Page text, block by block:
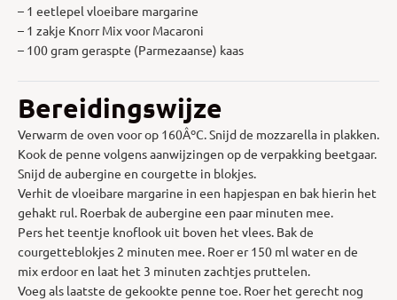
– 1 eetlepel vloeibare margarine
– 1 zakje Knorr Mix voor Macaroni
– 100 gram geraspte (Parmezaanse) kaas
Bereidingswijze
Verwarm de oven voor op 160ÂºC. Snijd de mozzarella in plakken.
Kook de penne volgens aanwijzingen op de verpakking beetgaar.
Snijd de aubergine en courgette in blokjes.
Verhit de vloeibare margarine in een hapjespan en bak hierin het
gehakt rul. Roerbak de aubergine een paar minuten mee.
Pers het teentje knoflook uit boven het vlees. Bak de
courgetteblokjes 2 minuten mee. Roer er 150 ml water en de
mix erdoor en laat het 3 minuten zachtjes pruttelen.
Voeg als laatste de gekookte penne toe. Roer het gerecht nog